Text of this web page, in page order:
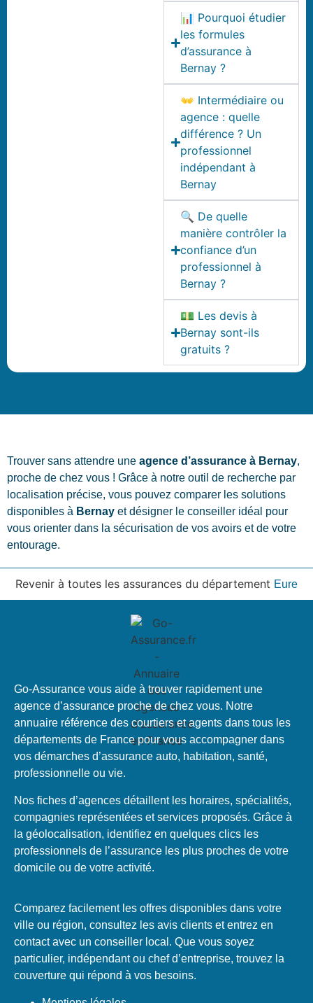
📊 Pourquoi étudier
les formules
d’assurance à
Bernay ?
👐 Intermédiaire ou
agence : quelle
différence ? Un
professionnel
indépendant à
Bernay
🔍 De quelle
manière contrôler la
confiance d’un
professionnel à
Bernay ?
💵 Les devis à
Bernay sont-ils
gratuits ?
Trouver sans attendre une agence d’assurance à Bernay,
proche de chez vous ! Grâce à notre outil de recherche par
localisation précise, vous pouvez comparer les solutions
disponibles à Bernay et désigner le conseiller idéal pour
vous orienter dans la sécurisation de vos avoirs et de votre
entourage.
Revenir à toutes les assurances du département Eure
Go-Assurance vous aide à trouver rapidement une
agence d’assurance proche de chez vous. Notre
annuaire référence des courtiers et agents dans tous les
départements de France pour vous accompagner dans
vos démarches d’assurance auto, habitation, santé,
professionnelle ou vie.
Nos fiches d’agences détaillent les horaires, spécialités,
compagnies représentées et services proposés. Grâce à
la géolocalisation, identifiez en quelques clics les
professionnels de l’assurance les plus proches de votre
domicile ou de votre activité.
Comparez facilement les offres disponibles dans votre
ville ou région, consultez les avis clients et entrez en
contact avec un conseiller local. Que vous soyez
particulier, indépendant ou chef d’entreprise, trouvez la
couverture qui répond à vos besoins.